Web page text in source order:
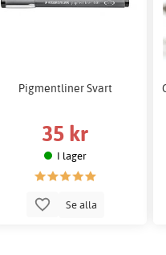
Pigmentliner Svart
35 kr
I lager
Se alla